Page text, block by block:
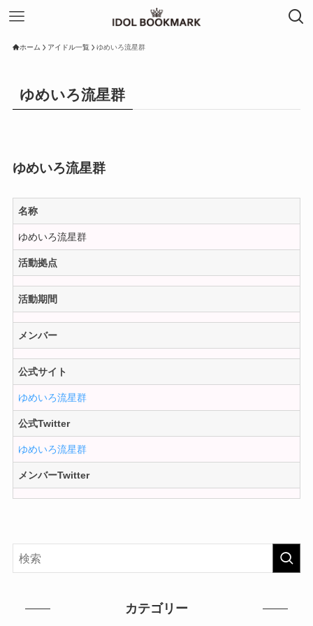
ホーム アイドル一覧 ゆめいろ流星群
ゆめいろ流星群
ゆめいろ流星群
名称
ゆめいろ流星群
活動拠点
活動期間
メンバー
公式サイト
ゆめいろ流星群
公式Twitter
ゆめいろ流星群
メンバーTwitter
カテゴリー